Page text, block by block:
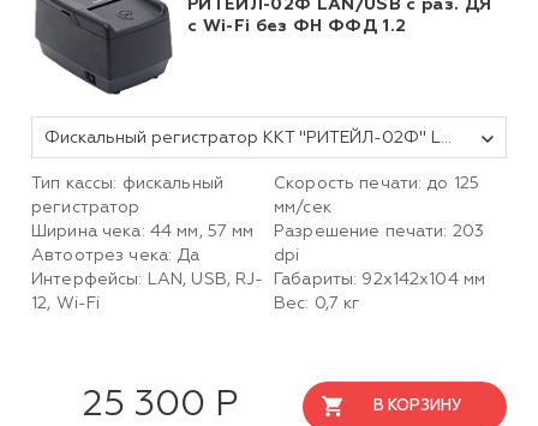
РИТЕЙЛ-02Ф LAN/USB с раз. ДЯ
с Wi-Fi без ФН ФФД 1.2
Фискальный регистратор ККТ "РИТЕЙЛ-02Ф" LAN/USB с раз. ДЯ c Wi-Fi (черный) без ФН ФФД 1.2
Тип кассы: фискальный
регистратор
Ширина чека: 44 мм, 57 мм
Автоотрез чека: Да
Интерфейсы: LAN, USB, RJ-
12, Wi-Fi
Скорость печати: до 125
мм/сек
Разрешение печати: 203
dpi
Габариты: 92х142х104мм
Вес: 0,7 кг
25 300 Р В КОРЗИНУ